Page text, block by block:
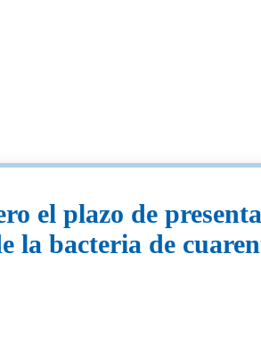
el plazo de
la bacteria de